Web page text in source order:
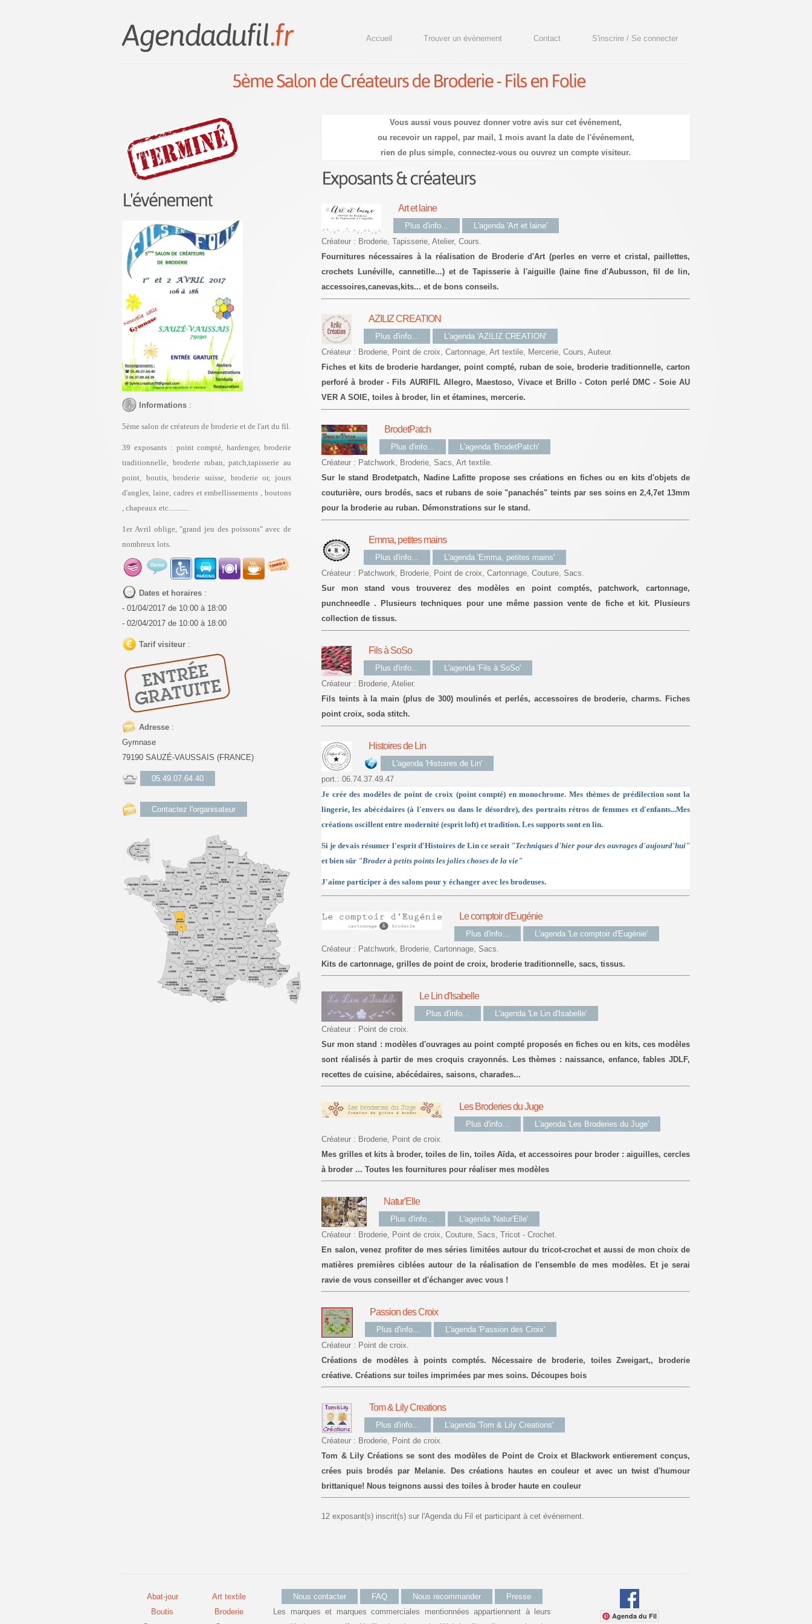
Accueil Trouver un événement Contact S'inscrire / Se connecter
Informations :
5ème salon de créateurs de broderie et de l'art du fil.
39 exposants : point compté, hardenger, broderie
traditionnelle, broderie ruban, patch,tapisserie au
point, boutis, broderie suisse, broderie or, jours
d'angles, laine, cadres et embellissements , boutons
, chapeaux etc...........
1er Avril oblige, "grand jeu des poissons" avec de
nombreux lots.
Dates et horaires :
- 01/04/2017 de 10:00 à 18:00
- 02/04/2017 de 10:00 à 18:00
Tarif visiteur :
Adresse :
Gymnase
79190 SAUZÉ-VAUSSAIS (FRANCE)
05.49.07.64.40
Contactez l'organisateur
Vous aussi vous pouvez donner votre avis sur cet événement,
ou recevoir un rappel, par mail, 1 mois avant la date de l'événement,
rien de plus simple, connectez-vous ou ouvrez un compte visiteur.
Art et laine
Plus d'info...
L'agenda 'Art et laine'
Créateur : Broderie, Tapisserie, Atelier, Cours.
Fournitures nécessaires à la réalisation de Broderie d'Art (perles en verre et cristal, paillettes,
crochets Lunéville, cannetille...) et de Tapisserie à l'aiguille (laine fine d'Aubusson, fil de lin,
accessoires,canevas,kits... et de bons conseils.
AZILIZ CREATION
Plus d'info...
L'agenda 'AZILIZ CREATION'
Créateur : Broderie, Point de croix, Cartonnage, Art textile, Mercerie, Cours, Auteur.
Fiches et kits de broderie hardanger, point compté, ruban de soie, broderie traditionnelle, carton
perforé à broder - Fils AURIFIL Allegro, Maestoso, Vivace et Brillo - Coton perlé DMC - Soie AU
VER A SOIE, toiles à broder, lin et étamines, mercerie.
BrodetPatch
Plus d'info...
L'agenda 'BrodetPatch'
Créateur : Patchwork, Broderie, Sacs, Art textile.
Sur le stand Brodetpatch, Nadine Lafitte propose ses créations en fiches ou en kits d'objets de
couturière, ours brodés, sacs et rubans de soie "panachés" teints par ses soins en 2,4,7et 13mm
pour la broderie au ruban. Démonstrations sur le stand.
Emma, petites mains
Plus d'info...
L'agenda 'Emma, petites mains'
Créateur : Patchwork, Broderie, Point de croix, Cartonnage, Couture, Sacs.
Sur mon stand vous trouverez des modèles en point comptés, patchwork, cartonnage,
punchneedle . Plusieurs techniques pour une même passion vente de fiche et kit. Plusieurs
collection de tissus.
Fils à SoSo
Plus d'info...
L'agenda 'Fils à SoSo'
Créateur : Broderie, Atelier.
Fils teints à la main (plus de 300) moulinés et perlés, accessoires de broderie, charms. Fiches
point croix, soda stitch.
Histoires de Lin
L'agenda 'Histoires de Lin'
port.: 06.74.37.49.47
Je crée des modèles de point de croix (point compté) en monochrome. Mes thèmes de prédilection sont la
lingerie, les abécédaires (à l'envers ou dans le désordre), des portraits rétros de femmes et d'enfants...Mes
créations oscillent entre modernité (esprit loft) et tradition. Les supports sont en lin.
Si je devais résumer l'esprit d'Histoires de Lin ce serait"Techniques d'hier pour des ouvrages d'aujourd'hui"
et bien sûr "Broder à petits points les jolies choses de la vie"
J'aime participer à des salons pour y échanger avec les brodeuses.
Le comptoir d'Eugénie
Plus d'info...
L'agenda 'Le comptoir d'Eugénie'
Créateur : Patchwork, Broderie, Cartonnage, Sacs.
Kits de cartonnage, grilles de point de croix, broderie traditionnelle, sacs, tissus.
Le Lin d'Isabelle
Plus d'info...
L'agenda 'Le Lin d'Isabelle'
Créateur : Point de croix.
Sur mon stand : modèles d'ouvrages au point compté proposés en fiches ou en kits, ces modèles
sont réalisés à partir de mes croquis crayonnés. Les thèmes : naissance, enfance, fables JDLF,
recettes de cuisine, abécédaires, saisons, charades...
Les Broderies du Juge
Plus d'info...
L'agenda 'Les Broderies du Juge'
Créateur : Broderie, Point de croix.
Mes grilles et kits à broder, toiles de lin, toiles Aïda, et accessoires pour broder : aiguilles, cercles
à broder ... Toutes les fournitures pour réaliser mes modèles
Natur'Elle
Plus d'info...
L'agenda 'Natur'Elle'
Créateur : Broderie, Point de croix, Couture, Sacs, Tricot - Crochet.
En salon, venez profiter de mes séries limitées autour du tricot-crochet et aussi de mon choix de
matières premières ciblées autour de la réalisation de l'ensemble de mes modèles. Et je serai
ravie de vous conseiller et d'échanger avec vous !
Passion des Croix
Plus d'info...
L'agenda 'Passion des Croix'
Créateur : Point de croix.
Créations de modèles à points comptés. Nécessaire de broderie, toiles Zweigart,, broderie
créative. Créations sur toiles imprimées par mes soins. Découpes bois
Tom & Lily Creations
Plus d'info...
L'agenda 'Tom & Lily Creations'
Créateur : Broderie, Point de croix.
Tom & Lily Créations se sont des modèles de Point de Croix et Blackwork entierement conçus,
crées puis brodés par Melanie. Des créations hautes en couleur et avec un twist d'humour
brittanique! Nous teignons aussi des toiles à broder haute en couleur
12 exposant(s) inscrit(s) sur l'Agenda du Fil et participant à cet événement.
Abat-jour
Art textile
Boutis
Broderie
Nous contacter FAQ Nous recommander
Presse
Les marques et marques commerciales mentionnées appartiennent à leurs
Agenda du Fil